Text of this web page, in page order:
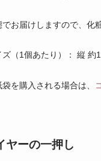
お届けしますので、化
ズ（1個あたり）： 縦
を購入される場合は、
ヤーの一押し